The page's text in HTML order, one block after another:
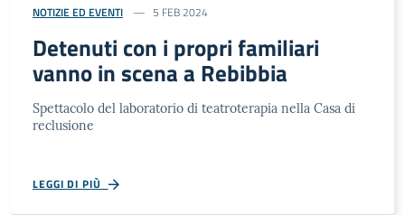
NOTIZIE ED EVENTI 5 FEB 2024
Detenuti con i propri familiari
vanno in scena a Rebibbia
Spettacolo del laboratorio di teatroterapia nella Casa di
reclusione
LEGGI DI PIÙ